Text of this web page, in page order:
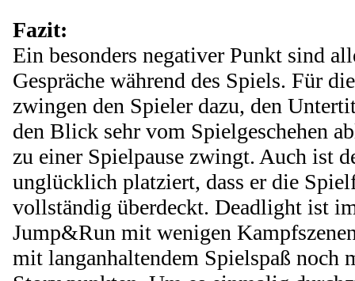
Fazit:
Ein besonders negativer Punkt sind
Gespräche während des Spiels. Für
zwingen den Spieler dazu, den
den Blick sehr vom Spielgeschehen
zu einer Spielpause zwingt. Auch ist
unglücklich platziert, dass er die
vollständig überdeckt. Deadlight ist
Jump&Run mit wenigen
mit langanhaltendem Spielspaß noch